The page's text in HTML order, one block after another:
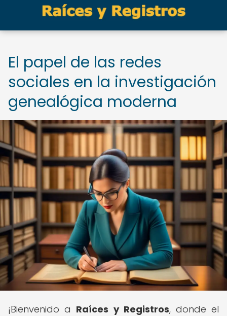
El papel de las redes
sociales en la investigación
genealógica moderna
¡Bienvenido a Raíces y Registros, donde el